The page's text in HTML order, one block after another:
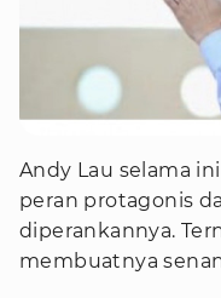
Andy Lau selama
peran protagonis
diperankannya.
membuatnya